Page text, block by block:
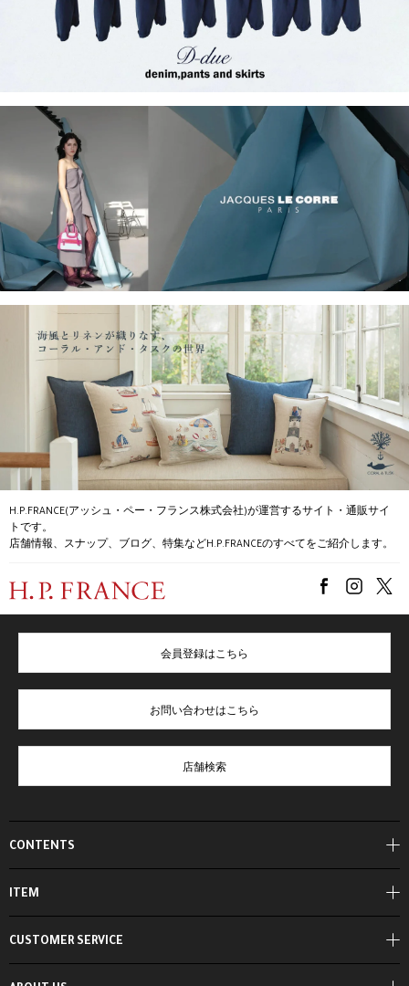
H.P.FRANCE(アッシュ・ペー・フランス株式会社)が運営するサイト・通販サイ
トです。
店舗情報、スナップ、ブログ、特集などH.P.FRANCEのすべてをご紹介します。
CONTENTS
ITEM
会員登録はこちら
お問い合わせはこちら
店舗検索
CUSTOMER SERVICE